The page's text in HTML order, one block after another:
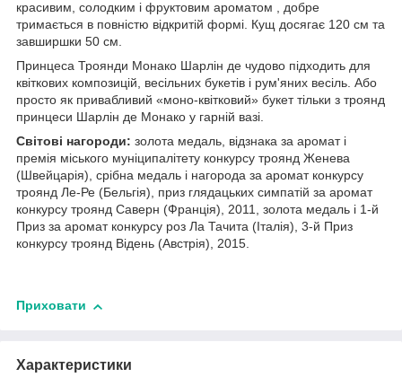
красивим, солодким і фруктовим ароматом , добре
тримається в повністю відкритій формі. Кущ досягає 120 см та
завширшки 50 см.
Принцеса Троянди Монако Шарлін де чудово підходить для
квіткових композицій, весільних букетів і рум'яних весіль. Або
просто як привабливий «моно-квітковий» букет тільки з троянд
принцеси Шарлін де Монако у гарній вазі.
Світові нагороди: золота медаль, відзнака за аромат і
премія міського муніципалітету конкурсу троянд Женева
(Швейцарія), срібна медаль і нагорода за аромат конкурсу
троянд Ле-Ре (Бельгія), приз глядацьких симпатій за аромат
конкурсу троянд Саверн (Франція), 2011, золота медаль і 1-й
Приз за аромат конкурсу роз Ла Тачита (Італія), 3-й Приз
конкурсу троянд Відень (Австрія), 2015.
Приховати
Характеристики